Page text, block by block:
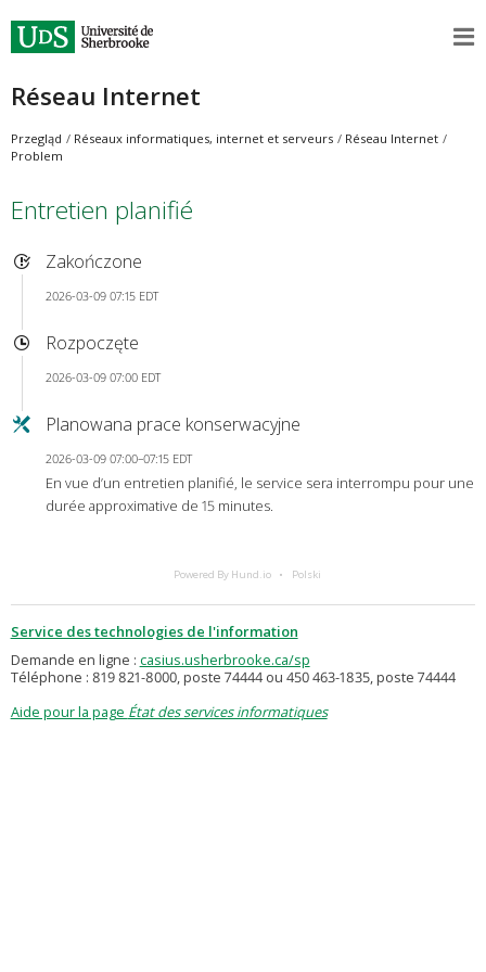
Réseau Internet
Przegląd Réseaux informatiques, internet et serveurs
Réseau Internet
Problem
Entretien planifié
Zakończone
2026-03-09 07:15 EDT
Rozpoczęte
2026-03-09 07:00 EDT
Planowana prace konserwacyjne
2026-03-09 07:00–07:15 EDT
En vue d’un entretien planifié, le service sera interrompu pour une
durée approximative de 15 minutes.
Powered By Hund.io Polski
Service des technologies de l'information
Demande en ligne : casius.usherbrooke.ca/sp
Téléphone : 819 821-8000, poste 74444 ou 450 463-1835, poste 74444
Aide pour la page État des services informatiques